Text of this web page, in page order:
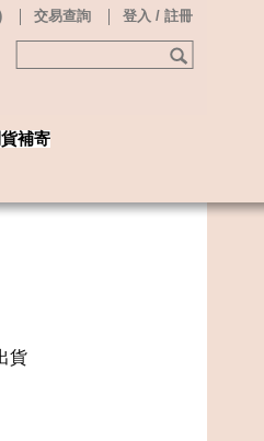
交易查詢 登入 / 註冊
補寄